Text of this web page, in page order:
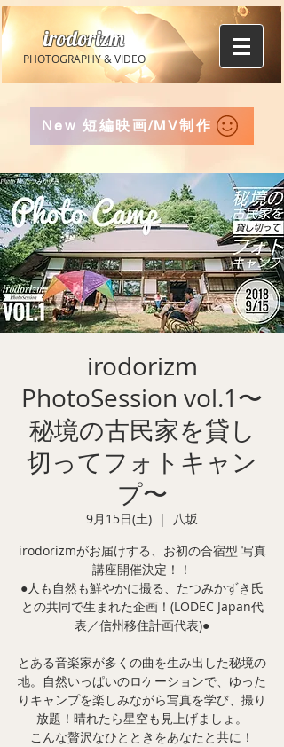
irodorizm
PHOTOGRAPHY & VIDEO
New 短編映画/MV制作
irodorizm
PhotoSession vol.1〜
秘境の古民家を貸し
切ってフォトキャン
プ〜
9月15日(土)
  |
八坂
irodorizmがお届けする、お初の合宿型 写真
講座開催決定！！
●人も自然も鮮やかに撮る、たつみかずき氏
との共同で生まれた企画！(LODEC Japan代
表／信州移住計画代表)●
とある音楽家が多くの曲を生み出した秘境の
地。自然いっぱいのロケーションで、ゆった
りキャンプを楽しみながら写真を学び、撮り
放題！晴れたら星空も見上げましょ。
こんな贅沢なひとときをあなたと共に！